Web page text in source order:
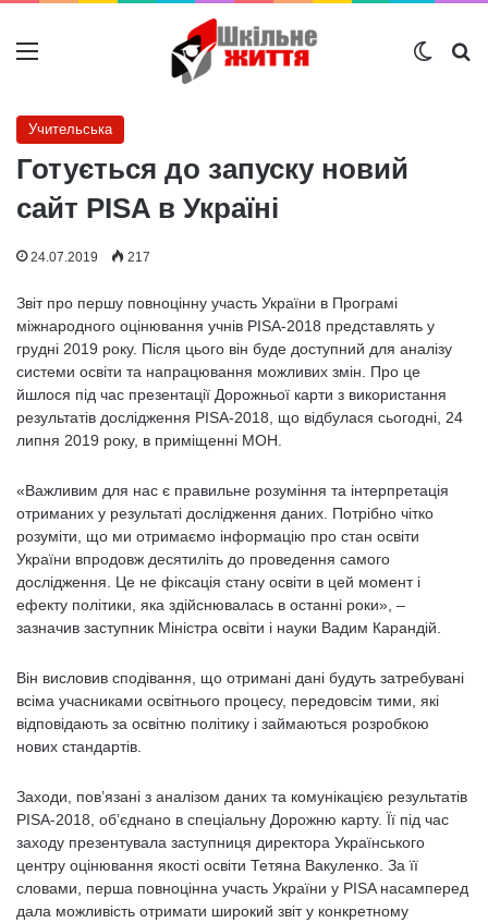
Меню
Учительська
Готується до запуску новий
сайт PISA в Україні
24.07.2019 217
Звіт про першу повноцінну участь України в Програмі
міжнародного оцінювання учнів PISA-2018 представлять у
грудні 2019 року. Після цього він буде доступний для аналізу
системи освіти та напрацювання можливих змін. Про це
йшлося під час презентації Дорожньої карти з використання
результатів дослідження PISA-2018, що відбулася сьогодні, 24
липня 2019 року, в приміщенні МОН.
«Важливим для нас є правильне розуміння та інтерпретація
отриманих у результаті дослідження даних. Потрібно чітко
розуміти, що ми отримаємо інформацію про стан освіти
України впродовж десятиліть до проведення самого
дослідження. Це не фіксація стану освіти в цей момент і
ефекту політики, яка здійснювалась в останні роки», –
зазначив заступник Міністра освіти і науки Вадим Карандій.
Він висловив сподівання, що отримані дані будуть затребувані
всіма учасниками освітнього процесу, передовсім тими, які
відповідають за освітню політику і займаються розробкою
нових стандартів.
Заходи, пов’язані з аналізом даних та комунікацією результатів
PISA-2018, об’єднано в спеціальну Дорожню карту. Її під час
заходу презентувала заступниця директора Українського
центру оцінювання якості освіти Тетяна Вакуленко. За її
словами, перша повноцінна участь України у PISA насамперед
дала можливість отримати широкий звіт у конкретному